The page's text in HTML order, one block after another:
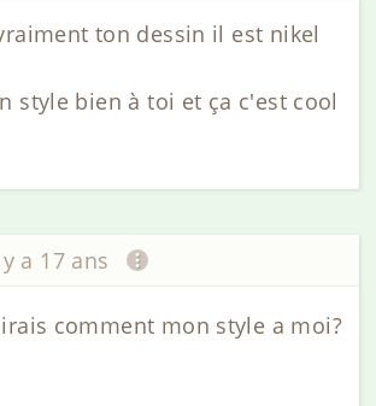
ton dessin il est nikel
style bien à toi et ça c'est cool
a 17 ans
comment mon style a moi?